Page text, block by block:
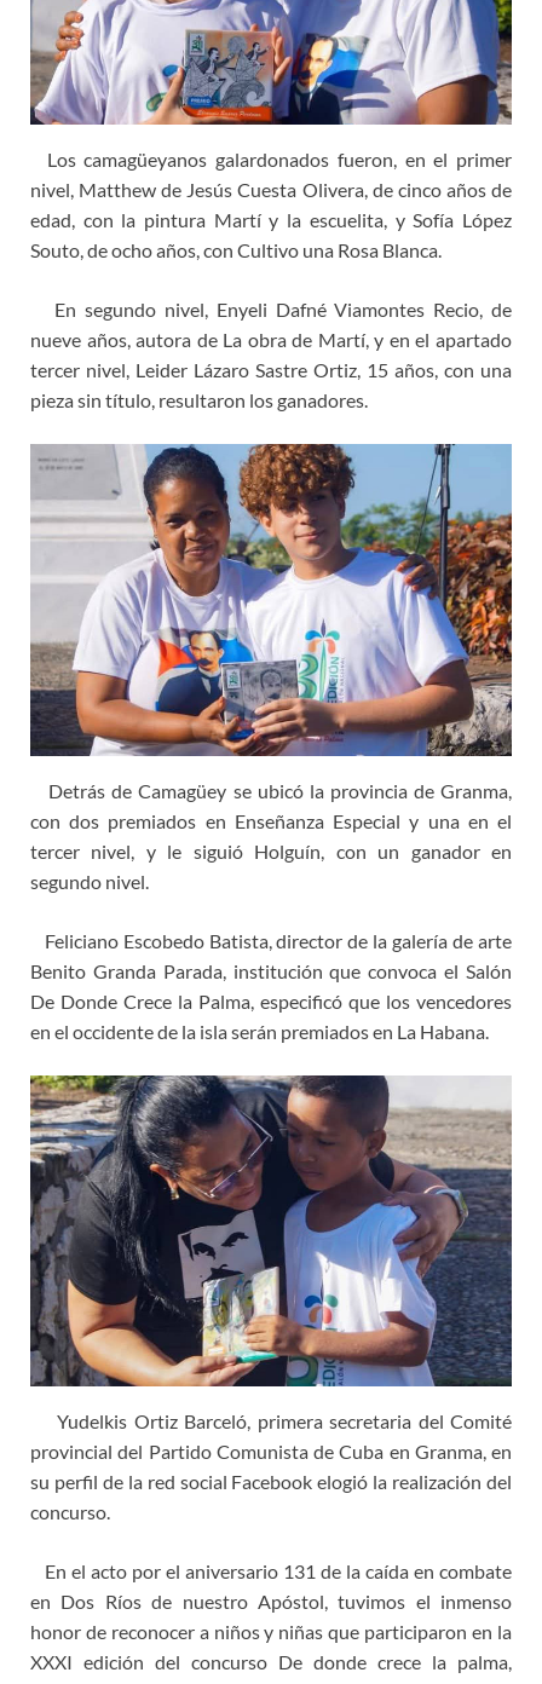
Los camagüeyanos galardonados fueron, en el primer
nivel, Matthew de Jesús Cuesta Olivera, de cinco años de
edad, con la pintura Martí y la escuelita, y Sofía López
Souto, de ocho años, con Cultivo una Rosa Blanca.
En segundo nivel, Enyeli Dafné Viamontes Recio, de
nueve años, autora de La obra de Martí, y en el apartado
tercer nivel, Leider Lázaro Sastre Ortiz, 15 años, con una
pieza sin título, resultaron los ganadores.
Detrás de Camagüey se ubicó la provincia de Granma,
con dos premiados en Enseñanza Especial y una en el
tercer nivel, y le siguió Holguín, con un ganador en
segundo nivel.
Feliciano Escobedo Batista, director de la galería de arte
Benito Granda Parada, institución que convoca el Salón
De Donde Crece la Palma, especificó que los vencedores
en el occidente de la isla serán premiados en La Habana.
Yudelkis Ortiz Barceló, primera secretaria del Comité
provincial del Partido Comunista de Cuba en Granma, en
su perfil de la red social Facebook elogió la realización del
concurso.
En el acto por el aniversario 131 de la caída en combate
en Dos Ríos de nuestro Apóstol, tuvimos el inmenso
honor de reconocer a niños y niñas que participaron en la
XXXI edición del concurso De donde crece la palma,